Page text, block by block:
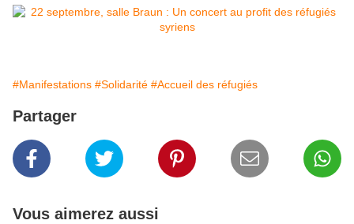
#Manifestations #Solidarité #Accueil des réfugiés
Partager
Vous aimerez aussi